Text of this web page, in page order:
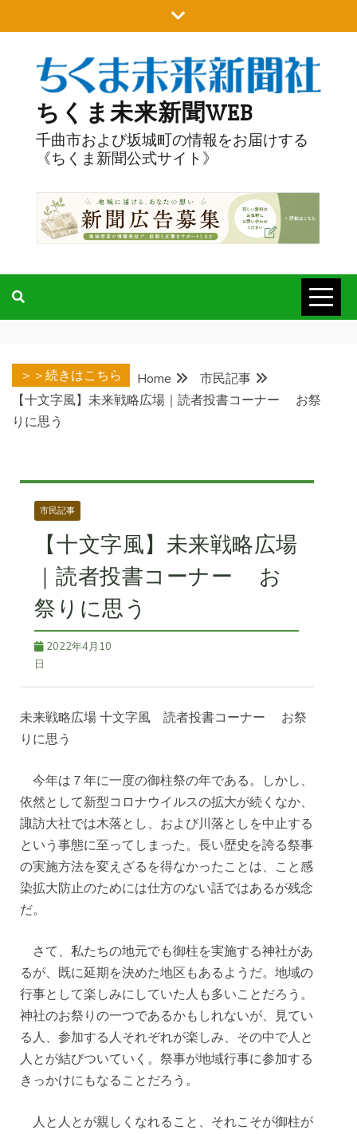
to
ちくま未来新聞WEB
千曲市および坂城町の情報をお届けする
《ちくま新聞公式サイト》
＞＞続きはこちら Home
市民記事
【十文字風】未来戦略広場｜読者投書コーナー お祭
りに思う
市民記事
【十文字風】未来戦略広場
｜読者投書コーナー お
祭りに思う
2022年4月10
日
未来戦略広場 十文字風 読者投書コーナー お祭
りに思う
今年は７年に一度の御柱祭の年である。しかし、
依然として新型コロナウイルスの拡大が続くなか、
諏訪大社では木落とし、および川落としを中止する
という事態に至ってしまった。長い歴史を誇る祭事
の実施方法を変えざるを得なかったことは、こと感
染拡大防止のためには仕方のない話ではあるが残念
だ。
さて、私たちの地元でも御柱を実施する神社があ
るが、既に延期を決めた地区もあるようだ。地域の
行事として楽しみにしていた人も多いことだろう。
神社のお祭りの一つであるかもしれないが、見てい
る人、参加する人それぞれが楽しみ、その中で人と
人とが結びついていく。祭事が地域行事に参加する
きっかけにもなることだろう。
人と人とが親しくなれること、それこそが御柱が